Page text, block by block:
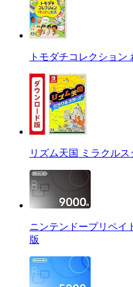
トモダチコレクション
リズム天国 ミラクル
ニンテンドープリペイ
版